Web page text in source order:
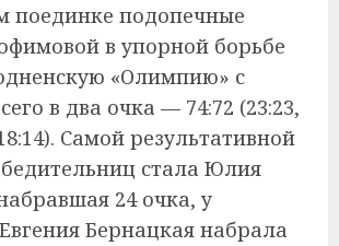
подопечные
в упорной борьбе
«Олимпию» с
в два очка — 74:72 (23:23,
Самой результативной
стала Юлия
24 очка, у
Бернацкая набрала